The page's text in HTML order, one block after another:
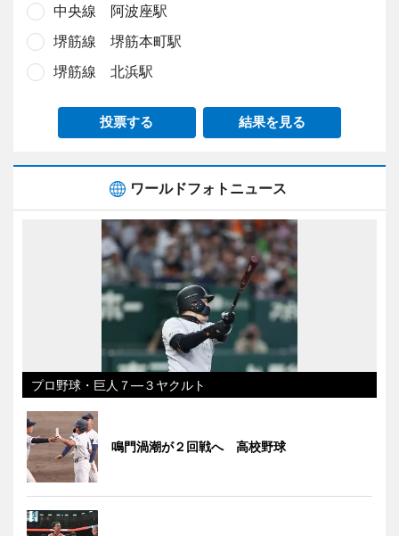
中央線 阿波座駅
堺筋線 堺筋本町駅
堺筋線 北浜駅
投票する 結果を見る
ワールドフォトニュース
プロ野球・巨人７―３ヤクルト
鳴門渦潮が２回戦へ 高校野球